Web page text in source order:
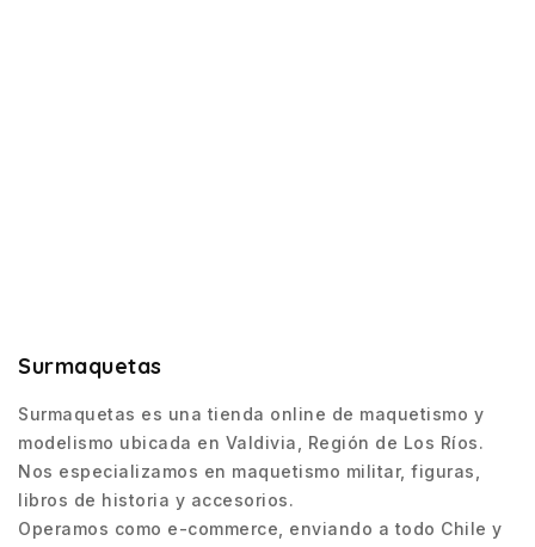
Surmaquetas
Surmaquetas es una tienda online de maquetismo y
modelismo ubicada en Valdivia, Región de Los Ríos.
Nos especializamos en maquetismo militar, figuras,
libros de historia y accesorios.
Operamos como e-commerce, enviando a todo Chile y